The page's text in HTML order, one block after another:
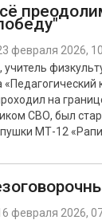
февраля 2026,
«Педагогический
на
СВО, был
МТ-12
февраля 2026,